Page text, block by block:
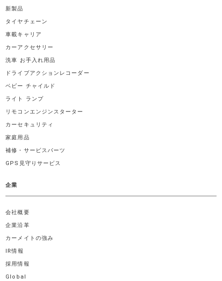
新製品
タイヤチェーン
車載キャリア
カーアクセサリー
洗車 お手入れ用品
ドライブアクションレコーダー
ベビー チャイルド
ライト ランプ
リモコンエンジンスターター
カーセキュリティ
家庭用品
補修・サービスパーツ
GPS見守りサービス
企業
会社概要
企業沿革
カーメイトの強み
IR情報
採用情報
Global